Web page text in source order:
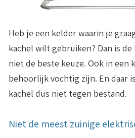
Heb je een kelder waarin je
kachel wilt gebruiken? Dan is de
niet de beste keuze. Ook in een
behoorlijk vochtig zijn. En daar
kachel dus niet tegen bestand.
Niet de meest zuinige